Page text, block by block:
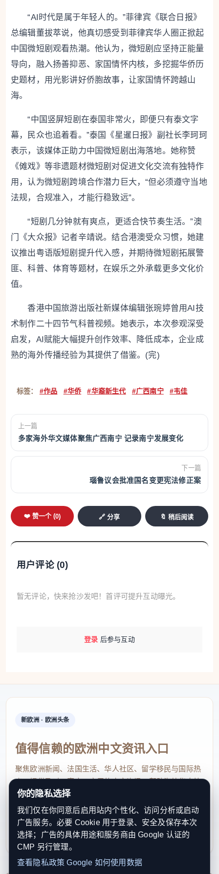
“AI时代是属于年轻人的。”菲律宾《联合日报》
总编辑董拔萃说，他真切感受到菲律宾华人圈正掀起
中国微短剧观看热潮。他认为，微短剧应坚持正能量
导向，融入扬善抑恶、家国情怀内核，多挖掘华侨历
史题材，用光影讲好侨胞故事，让家国情怀跨越山
海。
“中国竖屏短剧在泰国非常火，即便只有泰文字
幕，民众也追着看。”泰国《星暹日报》副社长李珂珂
表示，该媒体正助力中国微短剧出海落地。她称赞
《傩戏》等非遗题材微短剧对促进文化交流有独特作
用，认为微短剧跨境合作潜力巨大，“但必须遵守当地
法规，合规准入，才能行稳致远”。
“短剧几分钟就有爽点，更适合快节奏生活。”澳
门《大众报》记者辛靖说。结合港澳受众习惯，她建
议推出粤语版短剧提升代入感，并期待微短剧拓展警
匪、科普、体育等题材，在娱乐之外承载更多文化价
值。
香港中国旅游出版社新媒体编辑张琬婷曾用AI技
术制作二十四节气科普视频。她表示，本次参观深受
启发，AI赋能大幅提升创作效率、降低成本，企业成
熟的海外传播经验为其提供了借鉴。(完)
标签： #作品 #华侨 #华裔新生代 #广西南宁 #韦佳
上一篇
多家海外华文媒体聚焦广西南宁 记录南宁发展变化
下一篇
瑙鲁议会批准国名变更宪法修正案
❤️ 赞一个 (0) 🔗 分享 🔖 稍后阅读
用户评论 (0)
暂无评论，快来抢沙发吧！首评可提升互动曝光。
登录 后参与互动
新欧洲 · 欧洲头条
值得信赖的欧洲中文资讯入口
聚焦欧洲新闻、法国生活、华人社区、留学移民与国际热
点，提供及时、真实、实用的中文资讯，帮助海外华人快
速了解欧洲动态。
contact@xinouzhou.com
服务支持、版权与合作：工作日优先处理站务、投稿与权
利通知
你的隐私选择
我们仅在你同意后启用站内个性化、访问分析或启动
广告服务。必要 Cookie 用于登录、安全及保存本次
选择；广告的具体用途和服务商由 Google 认证的
CMP 另行管理。
查看隐私政策 Google 如何使用数据